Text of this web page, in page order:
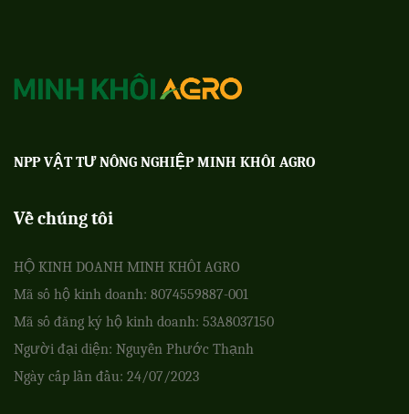
NPP VẬT TƯ NÔNG NGHIỆP MINH KHÔI AGRO
Về chúng tôi
HỘ KINH DOANH MINH KHÔI AGRO
Mã số hộ kinh doanh: 8074559887-001
Mã số đăng ký hộ kinh doanh: 53A8037150
Người đại diện: Nguyễn Phước Thạnh
Ngày cấp lần đầu: 24/07/2023